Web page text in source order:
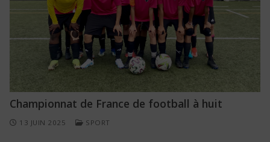
Championnat de France de football à huit
13 JUIN 2025 SPORT